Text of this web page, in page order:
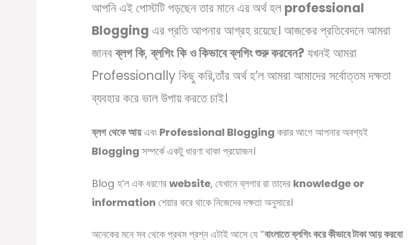
আপনি এই পোস্টটি পড়ছেন তার মানে এর অর্থ হল professional
Blogging এর প্রতি আপনার আগ্রহ রয়েছে। আজকের প্রতিবেদনে আমরা
জানবব্লগকি,ব্লগিংকিও কিভাবে ব্লগিং শুরু করবেন? যখনই আমরা
Professionally কিছু করি,তাঁর অর্থ হ’ল আমরা আমাদের সর্বোত্তম দক্ষতা
ব্যবহার করে ভাল উপায় করতে চাই।
ব্লগথেকেআয়এবংProfessional Blogging করার আগে আপনার অবশ্যই
Blogging সম্পর্কে একটু ধারণা থাকা প্রয়োজন।
Blog হ’ল এক ধরণেরwebsite, যেখানে ব্লগার রা তাদের knowledge or
information শেয়ার করে থাকে নিজেদের দক্ষতা অনুসারে।
অনেকের মনে সব থেকে প্রথম প্রশ্ন এটাই আসে যে “বাংলাতে ব্লগিং করে কীভাবে টাকা আয় করবো